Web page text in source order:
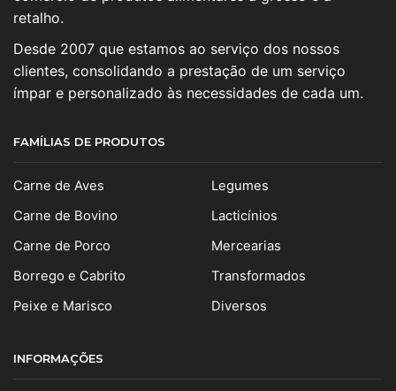
retalho.
Desde 2007 que estamos ao serviço dos nossos
clientes, consolidando a prestação de um serviço
ímpar e personalizado às necessidades de cada um.
FAMÍLIAS DE PRODUTOS
Carne de Aves
Carne de Bovino
Carne de Porco
Borrego e Cabrito
Peixe e Marisco
Legumes
Lacticínios
Mercearias
Transformados
Diversos
INFORMAÇÕES